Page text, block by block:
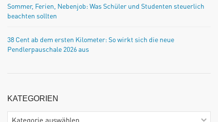
Sommer, Ferien, Nebenjob: Was Schüler und Studenten steuerlich
beachten sollten
38 Cent ab dem ersten Kilometer: So wirkt sich die neue
Pendlerpauschale 2026 aus
KATEGORIEN
Kategorien